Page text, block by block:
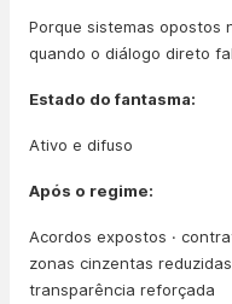
Porque sistemas opostos
quando o diálogo direto
Estado do fantasma:
Ativo e difuso
Após o regime:
Acordos expostos ·
zonas cinzentas
transparência reforçada